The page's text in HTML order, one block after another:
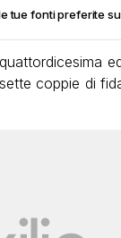
tue fonti preferite
coppie di